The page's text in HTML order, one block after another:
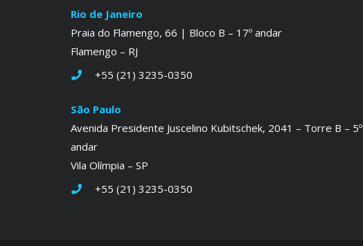
Rio de Janeiro
Praia do Flamengo, 66 | Bloco B – 17º andar
Flamengo – RJ
+55 (21) 3235-0350
São Paulo
Avenida Presidente Juscelino Kubitschek, 2041 – Torre B – 5º
andar
Vila Olímpia – SP
+55 (21) 3235-0350